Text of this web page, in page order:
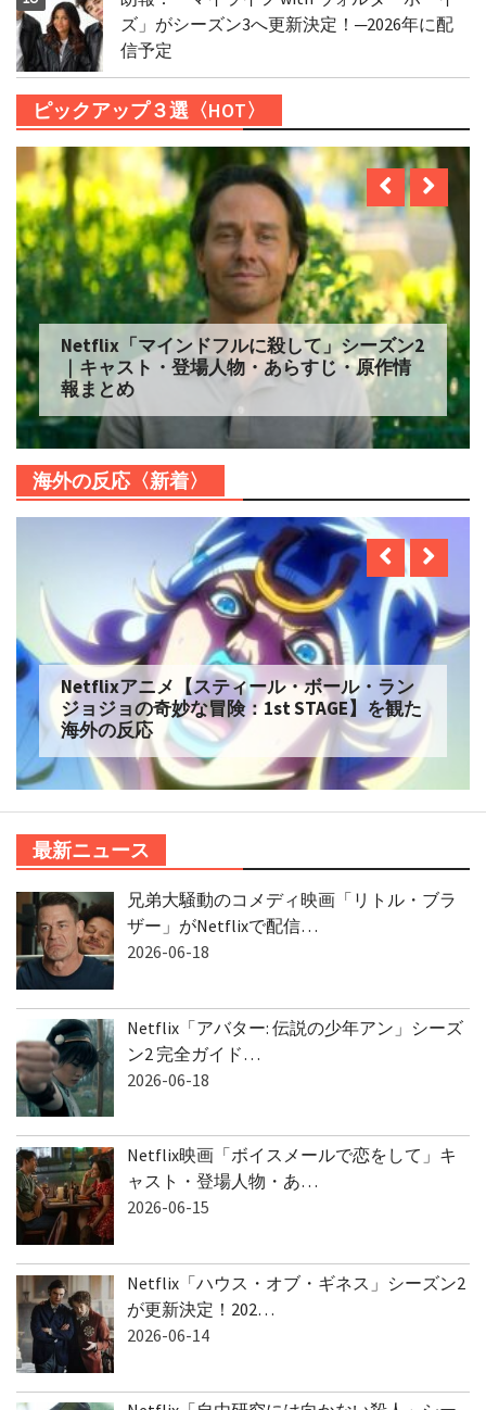
ズ」がシーズン3へ更新決定！─2026年に配
信予定
ピックアップ３選〈HOT〉
Netflix「自由研究には向かない殺人」シー
ズン2 配信へ｜キャスト・登場人物・あらす
じ・原作情報まとめ
海外の反応〈新着〉
Netflixアニメ【刃牙道】を観た海外の反応
最新ニュース
兄弟大騒動のコメディ映画「リトル・ブラ
ザー」がNetflixで配信…
2026-06-18
Netflix「アバター: 伝説の少年アン」シーズ
ン2 完全ガイド…
2026-06-18
Netflix映画「ボイスメールで恋をして」キ
ャスト・登場人物・あ…
2026-06-15
Netflix「ハウス・オブ・ギネス」シーズン2
が更新決定！202…
2026-06-14
Netflix「自由研究には向かない殺人」シー